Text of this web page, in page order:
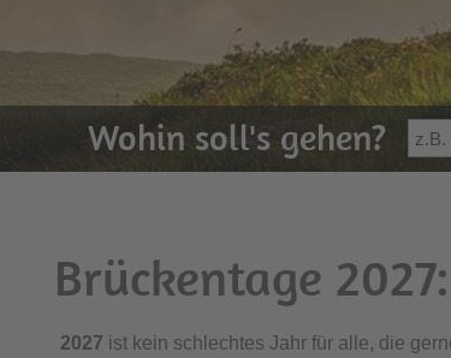
Wohin soll's gehen?
Brückentage
2027 ist kein schlechtes Jahr für alle, die